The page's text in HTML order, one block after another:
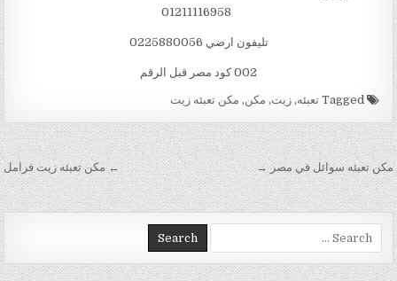
تليفون ارضي 0225880056
002 كود مصر قبل الرقم
Tagged تعبئه,زيت, مكن, مكن تعبئه زيت
تصفّح المقالات ← مكن تعبئه زيت فرامل مكن تعبئه سوائل في مصر →
Search for: